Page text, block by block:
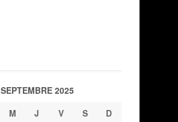
SEPTEMBRE 2025
M J V S D